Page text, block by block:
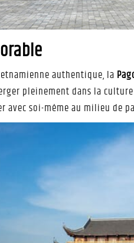
authentique, la
pleinement dans la
soi-même au milieu de